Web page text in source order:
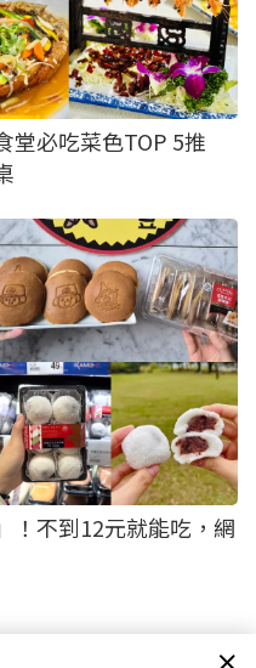
堂必吃菜色TOP 5推
！不到12元就能吃，網